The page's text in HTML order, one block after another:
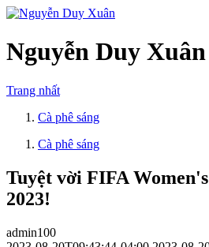
Nguyễn Duy Xuân
Trang nhất
Cà phê sáng
Cà phê sáng
Tuyệt vời FIFA
2023!
admin100